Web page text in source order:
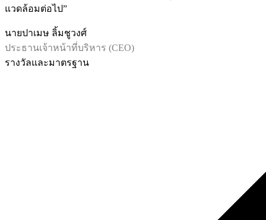
แวดล้อมต่อไป”
นายปาเมษ ลิ้มชูวงศ์
ประธานเจ้าหน้าที่บริหาร (CEO)
รางวัลและมาตรฐาน